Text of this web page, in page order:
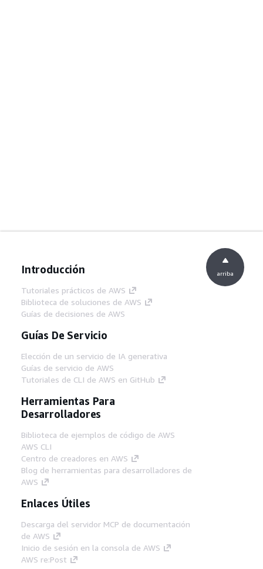
Introducción
Tutoriales prácticos de AWS
Biblioteca de soluciones de AWS
Guías de decisiones de AWS
Guías De Servicio
Elección de un servicio de IA generativa
Guías de servicio de AWS
Tutoriales de CLI de AWS en GitHub
Herramientas Para
Desarrolladores
Biblioteca de ejemplos de código de AWS
AWS CLI
Centro de creadores en AWS
Blog de herramientas para desarrolladores de
AWS
Enlaces Útiles
Descarga del servidor MCP de documentación
de AWS
Inicio de sesión en la consola de AWS
AWS re:Post
arriba